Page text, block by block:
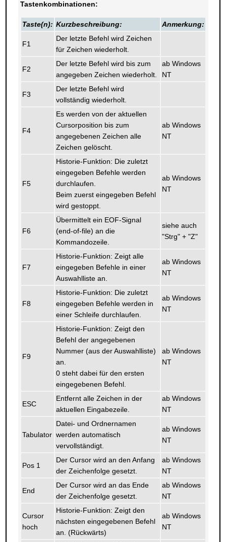
Tastenkombinationen:
Taste(n): Kurzbeschreibung: Anmerkung:
F1
Der letzte Befehl wird Zeichen
für Zeichen wiederholt.
F2
Der letzte Befehl wird bis zum
angegeben Zeichen wiederholt.
ab Windows
NT
F3
Der letzte Befehl wird
vollständig wiederholt.
F4
Es werden von der aktuellen
Cursorposition bis zum
angegebenen Zeichen alle
Zeichen gelöscht.
ab Windows
NT
F5
Historie-Funktion: Die zuletzt
eingegeben Befehle werden
durchlaufen.
Beim zuerst eingegeben Befehl
wird gestoppt.
ab Windows
NT
F6
Übermittelt ein EOF-Signal
(end-of-file) an die
Kommandozeile.
siehe auch
"Strg" + "Z"
F7
Historie-Funktion: Zeigt alle
eingegeben Befehle in einer
Auswahlliste an.
ab Windows
NT
F8
Historie-Funktion: Die zuletzt
eingegeben Befehle werden in
einer Schleife durchlaufen.
ab Windows
NT
F9
Historie-Funktion: Zeigt den
Befehl der angegebenen
Nummer (aus der Auswahlliste)
an.
0 steht dabei für den ersten
eingegebenen Befehl.
ab Windows
NT
ESC
Entfernt alle Zeichen in der
aktuellen Eingabezeile.
ab Windows
NT
Tabulator
Datei- und Ordnernamen
werden automatisch
vervollständigt.
ab Windows
NT
Pos 1
Der Cursor wird an den Anfang
der Zeichenfolge gesetzt.
ab Windows
NT
End
Der Cursor wird an das Ende
der Zeichenfolge gesetzt.
ab Windows
NT
Cursor
hoch
Historie-Funktion: Zeigt den
nächsten eingegebenen Befehl
an. (Rückwärts)
ab Windows
NT